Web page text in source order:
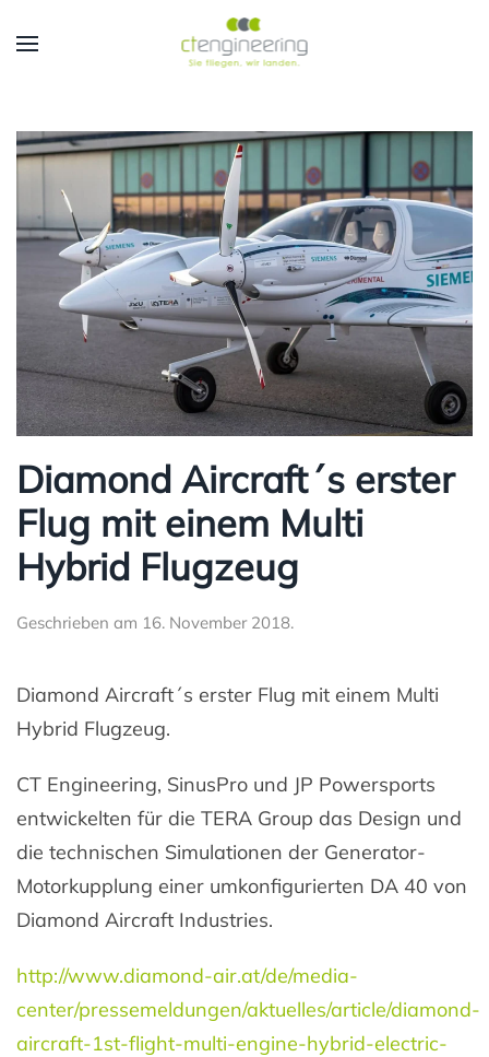
Skip to main content
Diamond Aircraft´s erster
Flug mit einem Multi
Hybrid Flugzeug
Geschrieben am 16. November 2018.
Diamond Aircraft´s erster Flug mit einem Multi
Hybrid Flugzeug.
CT Engineering, SinusPro und JP Powersports
entwickelten für die TERA Group das Design und
die technischen Simulationen der Generator-
Motorkupplung einer umkonfigurierten DA 40 von
Diamond Aircraft Industries.
http://www.diamond-air.at/de/media-
center/pressemeldungen/aktuelles/article/diamond-
aircraft-1st-flight-multi-engine-hybrid-electric-